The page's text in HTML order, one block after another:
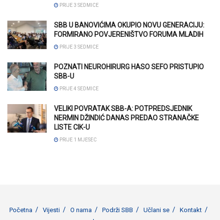
PRIJE 3 SEDMICE
SBB U BANOVIĆIMA OKUPIO NOVU GENERACIJU:
FORMIRANO POVJERENIŠTVO FORUMA MLADIH
PRIJE 3 SEDMICE
POZNATI NEUROHIRURG HASO SEFO PRISTUPIO
SBB-U
PRIJE 4 SEDMICE
VELIKI POVRATAK SBB-A: POTPREDSJEDNIK
NERMIN DŽINDIĆ DANAS PREDAO STRANAČKE
LISTE CIK-U
PRIJE 1 MJESEC
Početna Vijesti O nama Podrži SBB Učlani se
Kontakt